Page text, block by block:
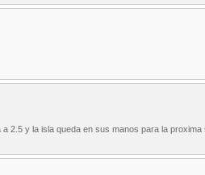
2.5 y la isla queda en sus manos para la